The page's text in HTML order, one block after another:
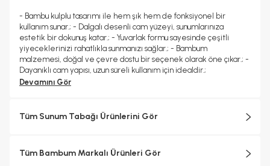
- Bambu kulplu tasarımı ile hem şık hem de fonksiyonel bir
kullanım sunar.; - Dalgalı desenli cam yüzeyi, sunumlarınıza
estetik bir dokunuş katar.; - Yuvarlak formu sayesinde çeşitli
yiyeceklerinizi rahatlıkla sunmanızı sağlar.; - Bambum
malzemesi, doğal ve çevre dostu bir seçenek olarak öne çıkar.; -
Dayanıklı cam yapısı, uzun süreli kullanım için idealdir.;
Devamını Gör
Tüm Sunum Tabağı Ürünlerini Gör
Tüm Bambum Markalı Ürünleri Gör